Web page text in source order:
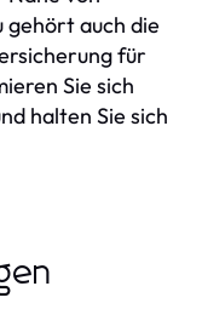
gehört auch die
für
Sie sich
halten Sie sich